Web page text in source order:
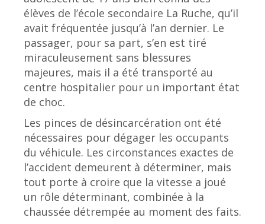
élèves de l’école secondaire La Ruche, qu’il
avait fréquentée jusqu’à l’an dernier. Le
passager, pour sa part, s’en est tiré
miraculeusement sans blessures
majeures, mais il a été transporté au
centre hospitalier pour un important état
de choc.
Les pinces de désincarcération ont été
nécessaires pour dégager les occupants
du véhicule. Les circonstances exactes de
l’accident demeurent à déterminer, mais
tout porte à croire que la vitesse a joué
un rôle déterminant, combinée à la
chaussée détrempée au moment des faits.